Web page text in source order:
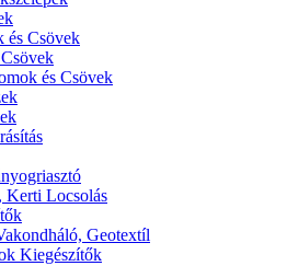
és Csövek
és Csövek
Kerti Locsolás
Geotextíl
Kiegészítők